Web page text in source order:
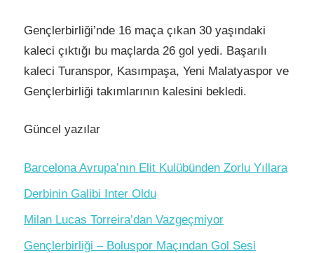
Gençlerbirliği’nde 16 maça çıkan 30 yaşındaki
kaleci çıktığı bu maçlarda 26 gol yedi. Başarılı
kaleci Turanspor, Kasımpaşa, Yeni Malatyaspor ve
Gençlerbirliği takımlarının kalesini bekledi.
Güncel yazılar
Barcelona Avrupa’nın Elit Kulübünden Zorlu Yıllara
Derbinin Galibi Inter Oldu
Milan Lucas Torreira’dan Vazgeçmiyor
Gençlerbirliği – Boluspor Maçından Gol Sesi